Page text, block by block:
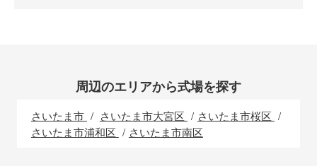
周辺のエリアから式場を探す
さいたま市 さいたま市大宮区
さいたま市桜区
さいたま市浦和区
さいたま市南区